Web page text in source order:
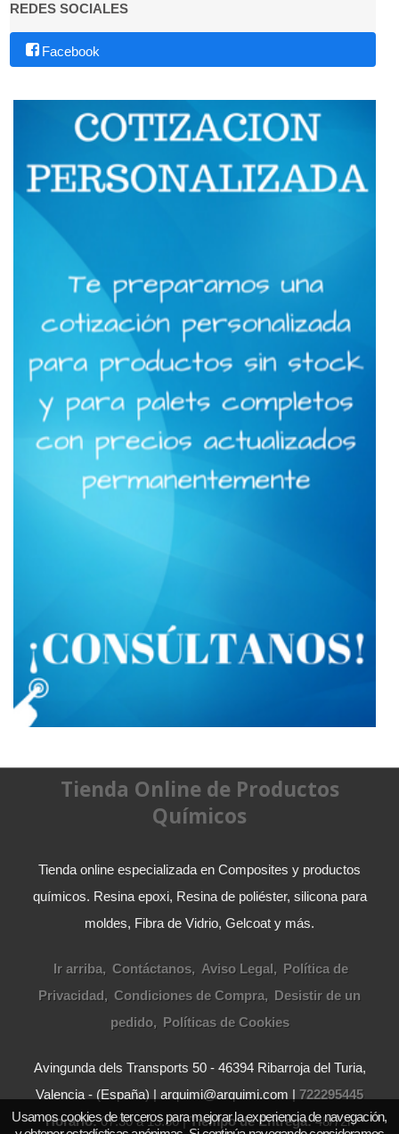
REDES SOCIALES
Facebook
Tienda Online de Productos
Químicos
Tienda online especializada en Composites y productos
químicos. Resina epoxi, Resina de poliéster, silicona para
moldes, Fibra de Vidrio, Gelcoat y más.
Ir arriba Contáctanos Aviso Legal
Política de
Privacidad
Condiciones de Compra
Desistir de un
pedido
Políticas de Cookies
Avingunda dels Transports 50 - 46394 Ribarroja del Turia,
Valencia - (España) | arquimi@arquimi.com | 722295445
Horario:07:30 a 13:30 |Tiempo de Entrega:48/72h
Usamos cookies de terceros para mejorar la experiencia de navegación,